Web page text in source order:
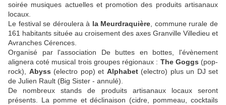
soirée musiques actuelles et promotion des produits artisanaux
locaux.
Le festival se déroulera à la Meurdraquière , commune rurale de
161 habitants située au croisement des axes Granville Villedieu et
Avranches Cérences.
Organisé par l'association De buttes en bottes, l'évènement
alignera coté musical trois groupes régionaux : The Goggs (pop-
rock), Abyss (electro pop) et Alphabet(electro) plus un DJ set
de Julien Rault (Big Sister - annulé).
De nombreux stands de produits artisanaux locaux seront
présents. La pomme et déclinaison (cidre, pommeau, cocktails